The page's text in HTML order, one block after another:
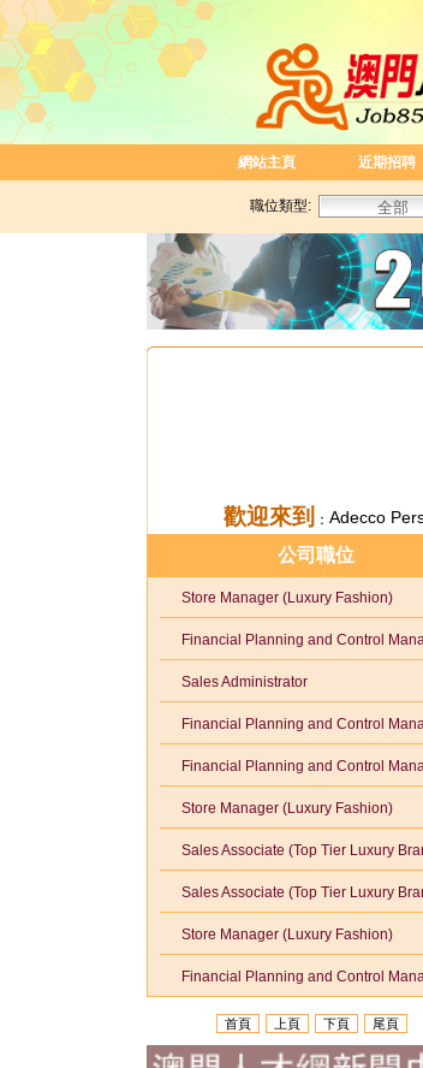
網站主頁 近期招聘
職位類型:
歡迎來到 ： Adecco
公司職位
Store Manager (Luxury Fashion)
Sales Administrator
Store Manager (Luxury Fashion)
Sales Associate (Top Tier Luxury
Sales Associate (Top Tier Luxury
Store Manager (Luxury Fashion)
首頁 上頁 下頁 尾頁